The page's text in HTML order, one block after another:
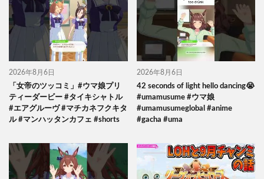
2026年8月6日
「女帝のツッコミ」#ウマ娘プリ
ティーダービー #タイキシャトル
#エアグルーヴ #マチカネフクキタ
ル #マンハッタンカフェ #shorts
2026年8月6日
42 seconds of light hello dancing😭
#umamusume #ウマ娘
#umamusumeglobal #anime
#gacha #uma